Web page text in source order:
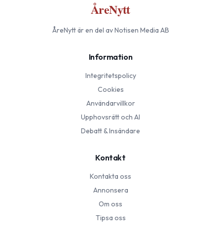
ÅreNytt
ÅreNyttär en del av Notisen Media AB
Information
Integritetspolicy
Cookies
Användarvillkor
Upphovsrätt och AI
Debatt & Insändare
Kontakt
Kontakta oss
Annonsera
Om oss
Tipsa oss